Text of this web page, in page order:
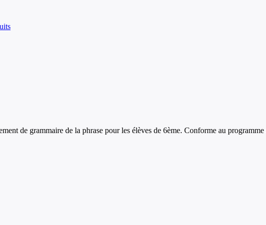
de grammaire de la phrase pour les élèves de 6ème. Conforme au